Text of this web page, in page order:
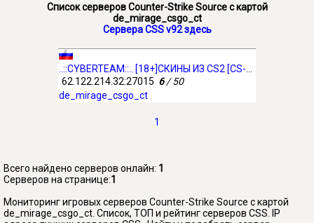
Список серверов Counter-Strike Source с картой
de_mirage_csgo_ct
Сервера CSS v92 здесь
62.122.214.32:27015 6/ 50
de_mirage_csgo_ct
1
Всего найдено серверов онлайн: 1
Серверов на странице:1
Мониторинг игровых серверов Counter-Strike Source с картой
de_mirage_csgo_ct. Список, ТОП и рейтинг серверов CSS. IP